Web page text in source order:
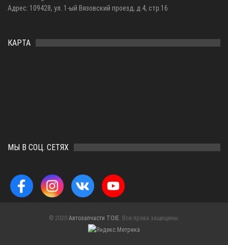
Адрес: 109428, ул. 1-ый Вязовский проезд, д.4, стр.16
КАРТА
МЫ В СОЦ. СЕТЯХ
© 2020 Автозапчасти TOIE. Все права защищены.